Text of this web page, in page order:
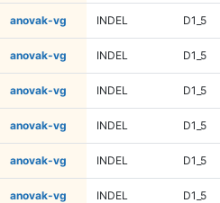
anovak-vg INDEL D1_5
anovak-vg INDEL D1_5
anovak-vg INDEL D1_5
anovak-vg INDEL D1_5
anovak-vg INDEL D1_5
anovak-vg INDEL D1_5